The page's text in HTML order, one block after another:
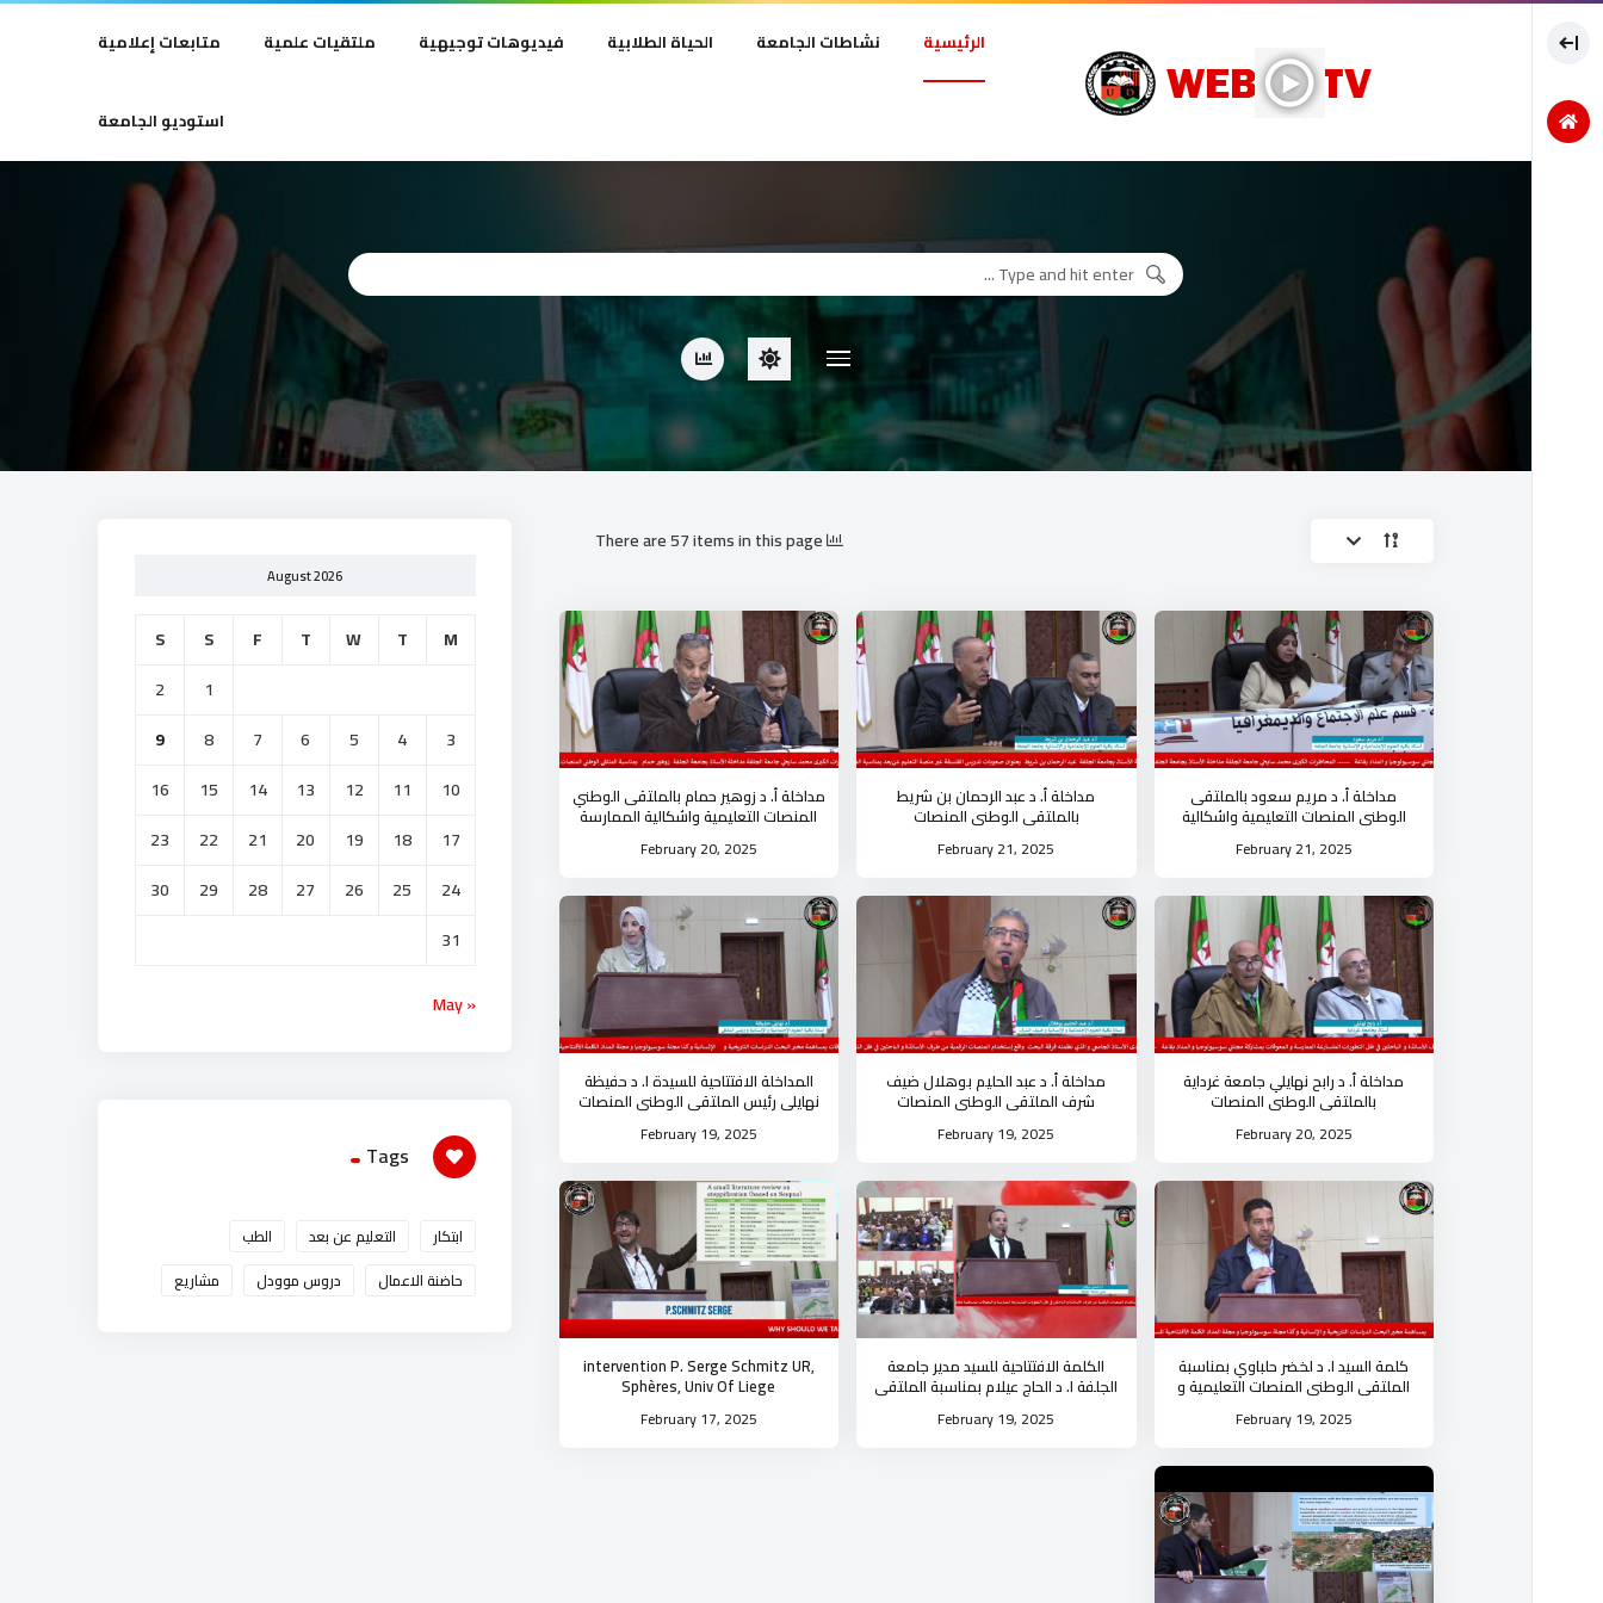
الرئيسية نشاطات الجامعة الحياة الطلابية فيديوهات توجيهية ملتقيات علمية متابعات إعلامية
استوديو الجامعة
There are 57 items in this page
مداخلة أ. د مريم سعود بالملتقى
الوطني المنصات التعليمية واشكالية
February 21, 2025
مداخلة أ. د عبد الرحمان بن شريط
بالملتقى الوطني المنصات
February 21, 2025
مداخلة أ. د زوهير حمام بالملتقى الوطني
المنصات التعليمية واشكالية الممارسة
February 20, 2025
مداخلة أ. د رابح نهايلي جامعة غرداية
بالملتقى الوطني المنصات
February 20, 2025
مداخلة أ. د عبد الحليم بوهلال ضيف
شرف الملتقى الوطني المنصات
February 19, 2025
المداخلة الافتتاحية للسيدة ا. د حفيظة
نهايلي رئيس الملتقى الوطني المنصات
February 19, 2025
كلمة السيد ا. د لخضر حلباوي بمناسبة
الملتقى الوطني المنصات التعليمية و
February 19, 2025
الكلمة الافتتاحية للسيد مدير جامعة
الجلفة ا. د الحاج عيلام بمناسبة الملتقى
February 19, 2025
intervention P. Serge Schmitz UR,
Sphères, Univ Of Liege
February 17, 2025
August 2026
M
T
W
T
F
S
S
1
2
3
4
5
6
7
8
9
10
11
12
13
14
15
16
17
18
19
20
21
22
23
24
25
26
27
28
29
30
31
« May
Tags
ابتكار التعليم عن بعد
الطب
حاضنة الاعمال
دروس موودل مشاريع